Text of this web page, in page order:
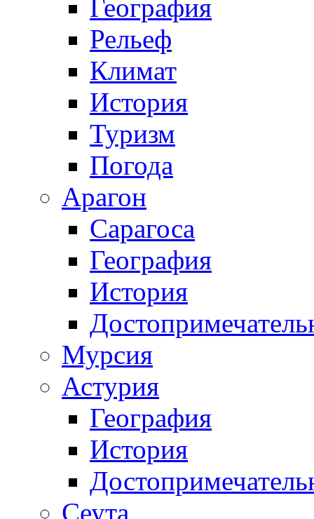
География
Рельеф
Климат
История
Туризм
Погода
Арагон
Сарагоса
География
История
Мурсия
Астурия
География
История
Сеута